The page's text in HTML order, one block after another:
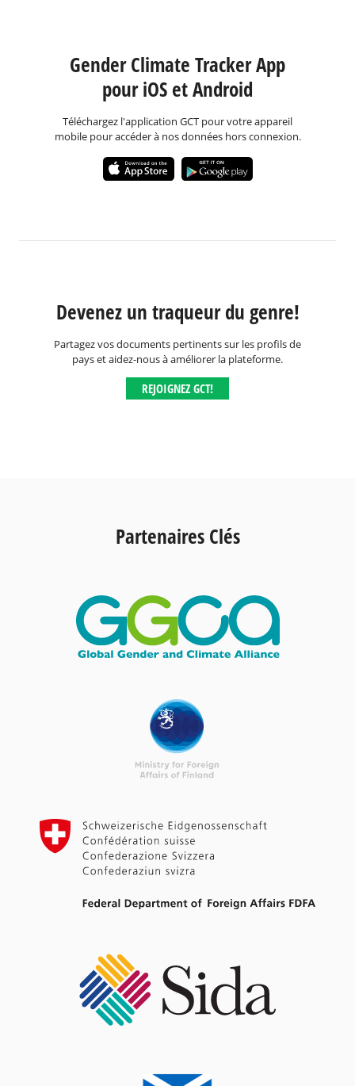
Gender Climate Tracker App
pour iOS et Android
Téléchargez l'application GCT pour votre appareil
mobile pour accéder à nos données hors connexion.
Devenez un traqueur du genre!
Partagez vos documents pertinents sur les profils de
pays et aidez-nous à améliorer la plateforme.
REJOIGNEZ GCT!
Partenaires Clés